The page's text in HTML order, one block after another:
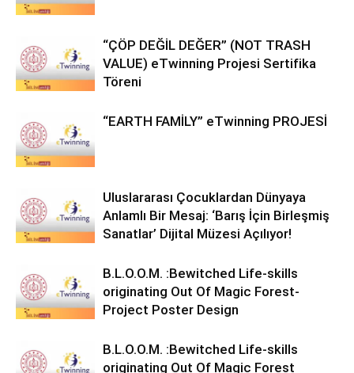
“ÇÖP DEĞİL DEĞER” (NOT TRASH
VALUE) eTwinning Projesi Sertifika
Töreni
“EARTH FAMİLY” eTwinning PROJESİ
Uluslararası Çocuklardan Dünyaya
Anlamlı Bir Mesaj: ‘Barış İçin Birleşmiş
Sanatlar’ Dijital Müzesi Açılıyor!
B.L.O.O.M. :Bewitched Life-skills
originating Out Of Magic Forest-
Project Poster Design
B.L.O.O.M. :Bewitched Life-skills
originating Out Of Magic Forest